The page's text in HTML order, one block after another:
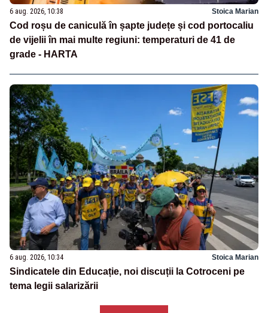
6 aug. 2026, 10:38 Stoica Marian
Cod roșu de caniculă în șapte județe și cod portocaliu
de vijelii în mai multe regiuni: temperaturi de 41 de
grade - HARTA
6 aug. 2026, 10:34 Stoica Marian
Sindicatele din Educație, noi discuții la Cotroceni pe
tema legii salarizării